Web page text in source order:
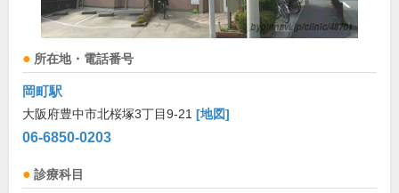
所在地・電話番号
岡町駅
大阪府豊中市北桜塚3丁目9-21 [地図]
06-6850-0203
診療科目